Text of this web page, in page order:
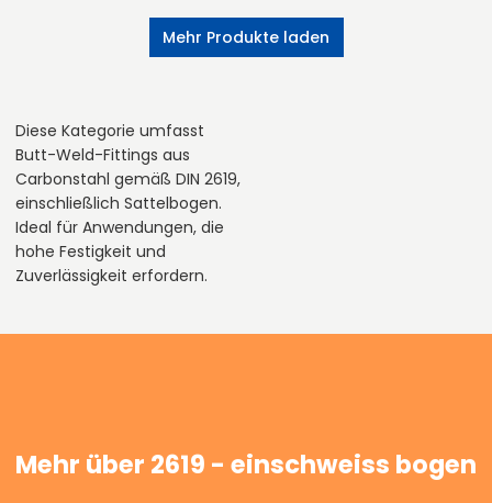
Mehr Produkte laden
Diese Kategorie umfasst
Butt-Weld-Fittings aus
Carbonstahl gemäß DIN 2619,
einschließlich Sattelbogen.
Ideal für Anwendungen, die
hohe Festigkeit und
Zuverlässigkeit erfordern.
Mehr über 2619 - einschweiss bogen